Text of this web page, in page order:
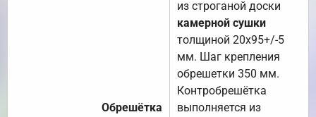
Обрешётка
из строганой доски
камерной сушки
толщиной 20х95+/-5
мм. Шаг крепления
обрешетки 350 мм.
Контробрешётка
выполняется из